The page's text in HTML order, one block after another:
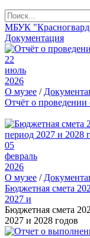
МБУК
Документация
22
июль
2026
О музее /
Отчёт о проведении
05
февраль
2026
О музее /
Бюджетная смета
2027 и
Бюджетная смета
2027 и 2028 годов